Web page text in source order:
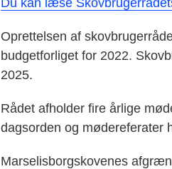
Oprettelsen af
budgetforliget for 2022.
2025.
Rådet afholder fire årlige
dagsorden og mødereferater
Marselisborgskovenes